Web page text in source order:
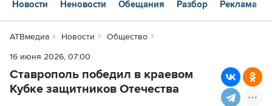
Новости Неновости Обещания Разбор Реклама
АТВмедиа Новости
Общество
16 июня 2026, 07:00
Ставрополь победил в краевом
Кубке защитников Отечества